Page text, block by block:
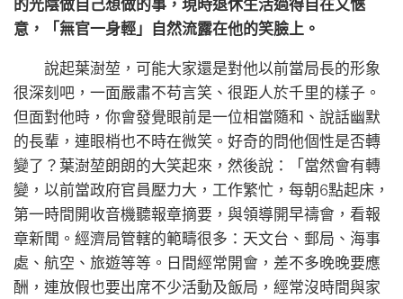
的光陰做自己想做的事，現時退休生活過得自在又愜
意，「無官一身輕」自然流露在他的笑臉上。
說起葉澍堃，可能大家還是對他以前當局長的形象
很深刻吧，一面嚴肅不苟言笑、很距人於千里的樣子。
但面對他時，你會發覺眼前是一位相當隨和、說話幽默
的長輩，連眼梢也不時在微笑。好奇的問他個性是否轉
變了？葉澍堃朗朗的大笑起來，然後說：「當然會有轉
變，以前當政府官員壓力大，工作繁忙，每朝6點起床，
第一時間開收音機聽報章摘要，與領導開早禱會，看報
章新聞。經濟局管轄的範疇很多：天文台、郵局、海事
處、航空、旅遊等等。日間經常開會，差不多晚晚要應
酬，連放假也要出席不少活動及飯局，經常沒時間與家